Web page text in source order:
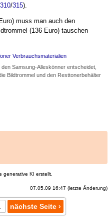
/315).
muss man auch den
(136 Euro) tauschen
Samsung-Alleskönner entscheidet,
Bildtrommel und den Resttonerbehälter
generative KI erstellt.
07.05.09 16:47 (letzte Änderung)
nächste Seite ›